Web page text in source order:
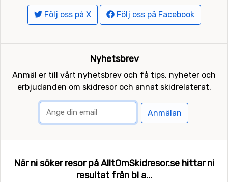
Följ oss på X Följ oss på Facebook
Nyhetsbrev
Anmäl er till vårt nyhetsbrev och få tips, nyheter och
erbjudanden om skidresor och annat skidrelaterat.
Anmälan
När ni söker resor på AlltOmSkidresor.se hittar ni
resultat från bl a...